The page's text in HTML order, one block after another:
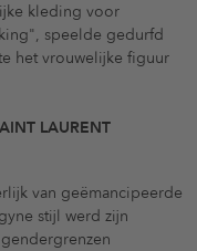
kleding voor
speelde gedurfd
het vrouwelijke figuur
LAURENT
van geëmancipeerde
stijl werd zijn